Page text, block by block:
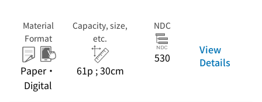
Material
Format
Paper・
Digital
Capacity, size,
etc.
61p ; 30cm
NDC
530
View
Details